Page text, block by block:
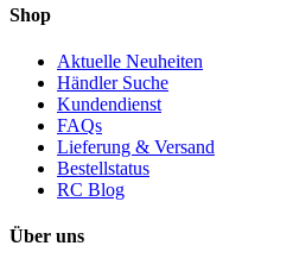
Shop
Aktuelle Neuheiten
Händler Suche
Kundendienst
FAQs
Lieferung & Versand
Bestellstatus
RC Blog
Über uns